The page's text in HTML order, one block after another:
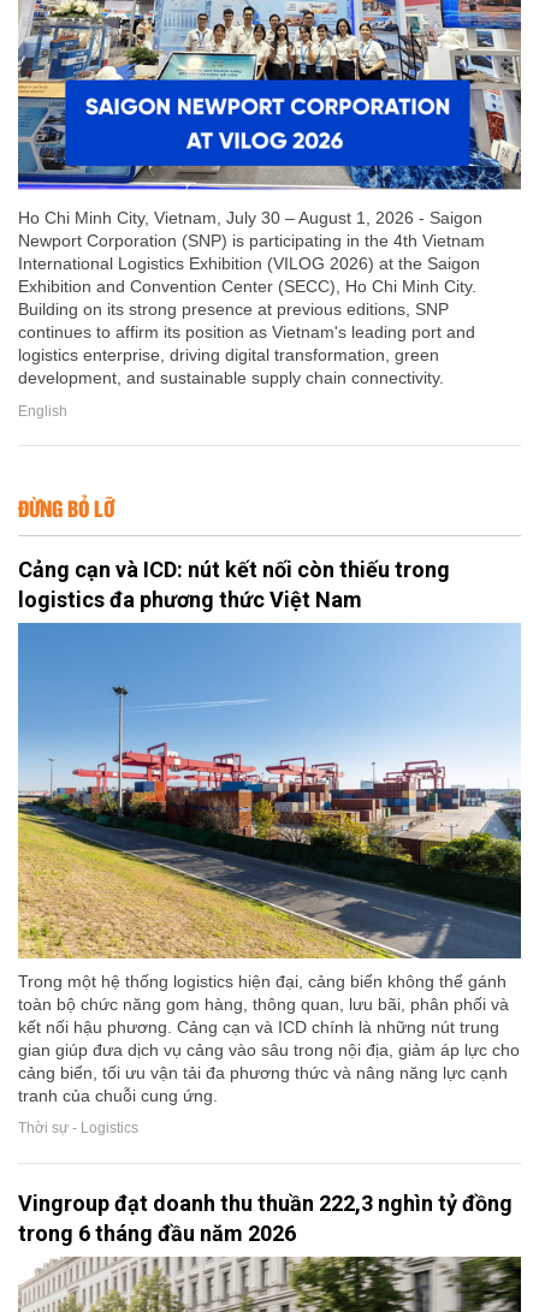
Ho Chi Minh City, Vietnam, July 30 – August 1, 2026 - Saigon
Newport Corporation (SNP) is participating in the 4th Vietnam
International Logistics Exhibition (VILOG 2026) at the Saigon
Exhibition and Convention Center (SECC), Ho Chi Minh City.
Building on its strong presence at previous editions, SNP
continues to affirm its position as Vietnam's leading port and
logistics enterprise, driving digital transformation, green
development, and sustainable supply chain connectivity.
English
ĐỪNG BỎ LỠ
Cảng cạn và ICD: nút kết nối còn thiếu trong
logistics đa phương thức Việt Nam
Trong một hệ thống logistics hiện đại, cảng biển không thể gánh
toàn bộ chức năng gom hàng, thông quan, lưu bãi, phân phối và
kết nối hậu phương. Cảng cạn và ICD chính là những nút trung
gian giúp đưa dịch vụ cảng vào sâu trong nội địa, giảm áp lực cho
cảng biển, tối ưu vận tải đa phương thức và nâng năng lực cạnh
tranh của chuỗi cung ứng.
Thời sự - Logistics
Vingroup đạt doanh thu thuần 222,3 nghìn tỷ đồng
trong 6 tháng đầu năm 2026